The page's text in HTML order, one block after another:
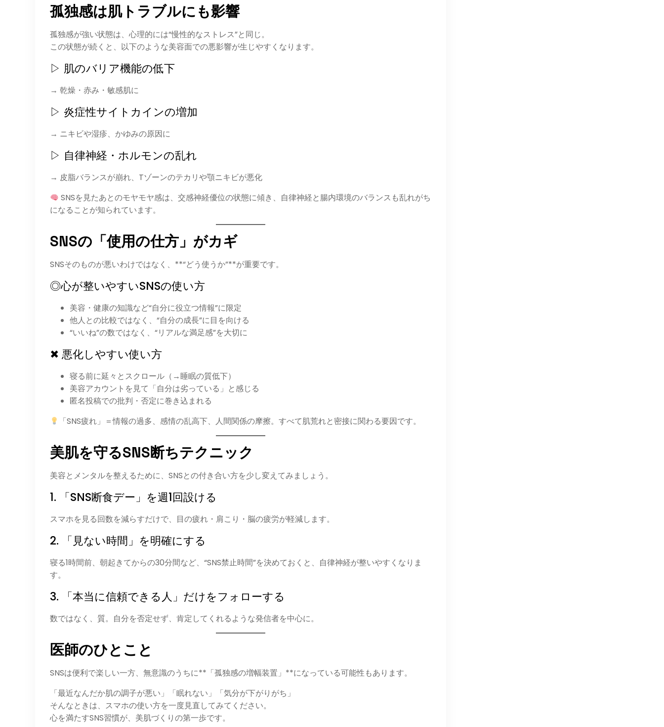
孤独感は肌トラブルにも影響
孤独感が強い状態は、心理的には“慢性的なストレス”と同じ。
この状態が続くと、以下のような美容面での悪影響が生じやすくなります。
▷ 肌のバリア機能の低下
→ 乾燥・赤み・敏感肌に
▷ 炎症性サイトカインの増加
→ ニキビや湿疹、かゆみの原因に
▷ 自律神経・ホルモンの乱れ
→ 皮脂バランスが崩れ、Tゾーンのテカリや顎ニキビが悪化
SNSを見たあとのモヤモヤ感は、交感神経優位の状態に傾き、自律神経と腸内環境のバランスも乱れがち
になることが知られています。
SNSの「使用の仕方」がカギ
SNSそのものが悪いわけではなく、**“どう使うか”**が重要です。
◎心が整いやすいSNSの使い方
美容・健康の知識など“自分に役立つ情報”に限定
他人との比較ではなく、“自分の成長”に目を向ける
“いいね”の数ではなく、“リアルな満足感”を大切に
✖ 悪化しやすい使い方
寝る前に延々とスクロール（→睡眠の質低下）
美容アカウントを見て「自分は劣っている」と感じる
匿名投稿での批判・否定に巻き込まれる
「SNS疲れ」＝情報の過多、感情の乱高下、人間関係の摩擦。すべて肌荒れと密接に関わる要因です。
美肌を守るSNS断ちテクニック
美容とメンタルを整えるために、SNSとの付き合い方を少し変えてみましょう。
1. 「SNS断食デー」を週1回設ける
スマホを見る回数を減らすだけで、目の疲れ・肩こり・脳の疲労が軽減します。
2. 「見ない時間」を明確にする
寝る1時間前、朝起きてからの30分間など、“SNS禁止時間”を決めておくと、自律神経が整いやすくなりま
す。
3. 「本当に信頼できる人」だけをフォローする
数ではなく、質。自分を否定せず、肯定してくれるような発信者を中心に。
医師のひとこと
SNSは便利で楽しい一方、無意識のうちに**「孤独感の増幅装置」**になっている可能性もあります。
「最近なんだか肌の調子が悪い」「眠れない」「気分が下がりがち」
そんなときは、スマホの使い方を一度見直してみてください。
心を満たすSNS習慣が、美肌づくりの第一歩です。